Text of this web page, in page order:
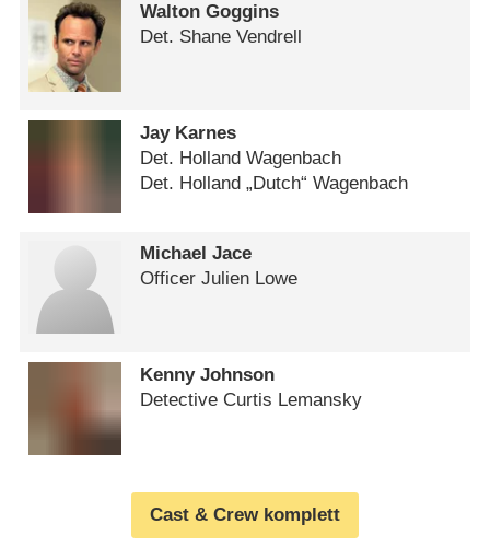
Walton Goggins
Det. Shane Vendrell
Jay Karnes
Det. Holland Wagenbach
Det. Holland „Dutch“ Wagenbach
Michael Jace
Officer Julien Lowe
Kenny Johnson
Detective Curtis Lemansky
Cast & Crew komplett